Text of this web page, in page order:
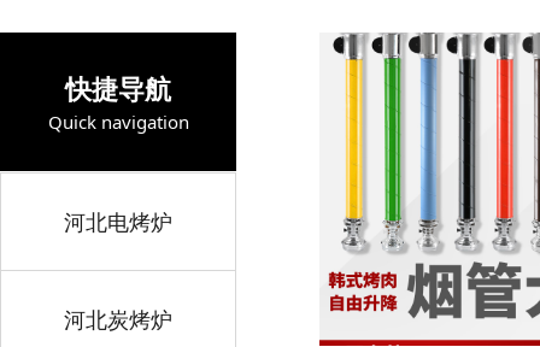
快捷导航
Quick navigation
河北电烤炉
河北炭烤炉